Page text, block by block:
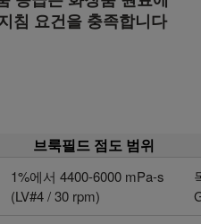
침 요건을 충족합니다
브룩필드 점도 범위
1%에서 4400-6000 mPa-s
(LV#4 / 30 rpm)